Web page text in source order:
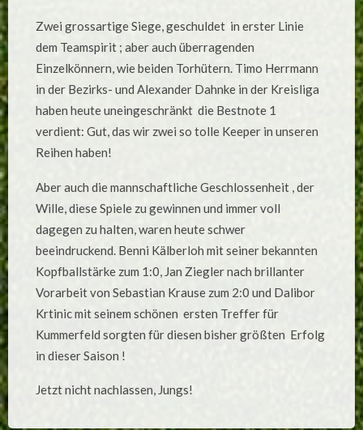
Zwei grossartige Siege, geschuldet in erster Linie
dem Teamspirit ; aber auch überragenden
Einzelkönnern, wie beiden Torhütern. Timo Herrmann
in der Bezirks- und Alexander Dahnke in der Kreisliga
haben heute uneingeschränkt die Bestnote 1
verdient: Gut, das wir zwei so tolle Keeper in unseren
Reihen haben!
Aber auch die mannschaftliche Geschlossenheit , der
Wille, diese Spiele zu gewinnen und immer voll
dagegen zu halten, waren heute schwer
beeindruckend. Benni Kälberloh mit seiner bekannten
Kopfballstärke zum 1:0, Jan Ziegler nach brillanter
Vorarbeit von Sebastian Krause zum 2:0 und Dalibor
Krtinic mit seinem schönen ersten Treffer für
Kummerfeld sorgten für diesen bisher größten Erfolg
in dieser Saison !
Jetzt nicht nachlassen, Jungs!